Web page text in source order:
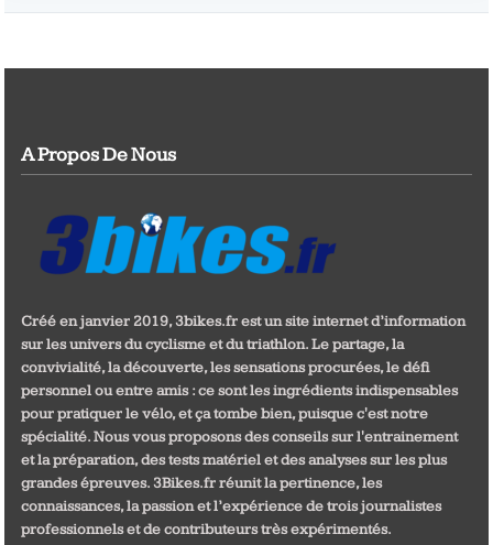
A Propos De Nous
Créé en janvier 2019, 3bikes.fr est un site internet d’information
sur les univers du cyclisme et du triathlon. Le partage, la
convivialité, la découverte, les sensations procurées, le défi
personnel ou entre amis : ce sont les ingrédients indispensables
pour pratiquer le vélo, et ça tombe bien, puisque c'est notre
spécialité. Nous vous proposons des conseils sur l'entrainement
et la préparation, des tests matériel et des analyses sur les plus
grandes épreuves. 3Bikes.fr réunit la pertinence, les
connaissances, la passion et l’expérience de trois journalistes
professionnels et de contributeurs très expérimentés.